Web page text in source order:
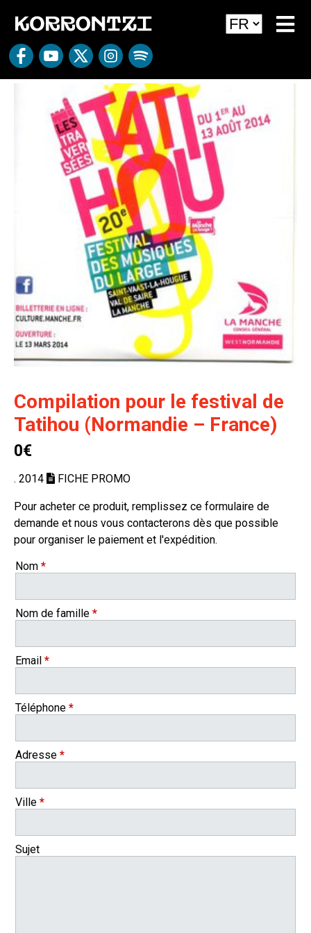
Compilation pour le festival de
Tatihou (Normandie – France)
0€
. 2014 FICHE PROMO
Pour acheter ce produit, remplissez ce formulaire de
demande et nous vous contacterons dès que possible
pour organiser le paiement et l'expédition.
Nom *
Nom de famille *
Email *
Téléphone *
Adresse *
Ville *
Sujet